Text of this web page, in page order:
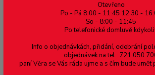
Otevřeno
Po - Pá 8:00 - 11:45 12:30 -
So - 8:00 - 11:45
Po telefonické domluvě
Info o objednávkách, přidání, odebrání
objednávek na tel.: 721 050
paní Věra se Vás ráda ujme a s čím bude umět